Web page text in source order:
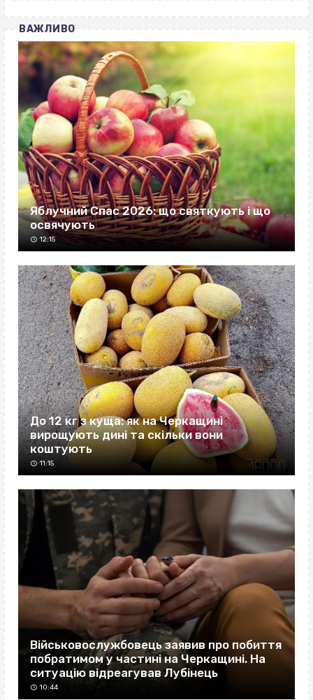
ВАЖЛИВО
Яблучний Спас 2026: що святкують і що
освячують
12:15
До 12 кг з куща: як на Черкащині
вирощують дині та скільки вони
коштують
11:15
Військовослужбовець заявив про побиття
побратимом у частині на Черкащині. На
ситуацію відреагував Лубінець
10:44